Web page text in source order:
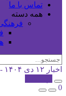
تماس با ما
همه دسته
اخبار ۱۲ دی ۱۴۰۴ - 7 ماه پیش
0